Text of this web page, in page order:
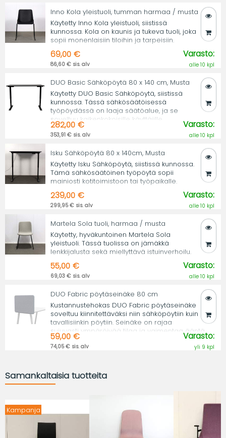
Inno Kola yleistuoli, tumman harmaa / musta
Käytetty Inno Kola yleistuoli, siistissä
kunnossa. Kola on kaunis ja tukeva tuoli, joka
sopii monenlaisiin tiloihin ja tarpeisiin.
69,00 €
86,60 € sis. alv
Varasto:
alle 10 kpl
DUO Basic Sähköpöytä 80 x 140 cm, Musta
Käytetty DUO Basic Sähköpöytä, siistissä
kunnossa. Tässä sähkösäätöisessä
työpöydässä on laaja säätöalue, ja se
soveltuu kaikenkokoisille käyttäjille.
282,00 €
353,91 € sis. alv
Varasto:
alle 10 kpl
Isku Sähköpöytä 80 x 140cm, Musta
Käytetty Isku Sähköpöytä, siistissä kunnossa.
Tämä sähkösäätöinen työpöytä sopii
mainiosti kotitoimistoon tai työpaikalle.
239,00 €
299,95 € sis. alv
Varasto:
alle 10 kpl
Martela Sola tuoli, harmaa / musta
Käytetty, hyväkuntoinen Martela Sola
yleistuoli. Tässä tuolissa on jämäkkä
lenkkijalusta sekä miellyttävä istuinverhoilu.
55,00 €
69,03 € sis. alv
Varasto:
alle 10 kpl
DUO Fabric pöytäseinäke 80 cm
Kustannustehokas DUO Fabric pöytäseinäke
soveltuu kiinnitettäväksi niin sähköpöytiin kuin
tavallisiinkin pöytiin. Seinäke on rajaa
sujuvasti ympäröivää tilaa ja vaimentaa ääntä.
59,00 €
74,05 € sis. alv
Varasto:
yli 9 kpl
Samankaltaisia tuotteita
Kampanja